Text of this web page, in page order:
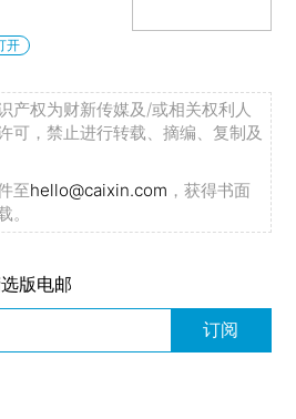
开
产权为财新传媒及/或相关权利人
可，禁止进行转载、摘编、复制及
至hello@caixin.com ，获得书面
。
版电邮
订阅